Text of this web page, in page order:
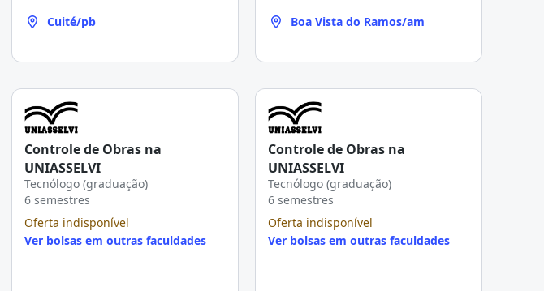
Cuité/pb Boa Vista do Ramos/am
Controle de Obras na
UNIASSELVI
Tecnólogo (graduação)
6 semestres
Oferta indisponível
Ver bolsas em outras faculdades
Controle de Obras na
UNIASSELVI
Tecnólogo (graduação)
6 semestres
Oferta indisponível
Ver bolsas em outras faculdades